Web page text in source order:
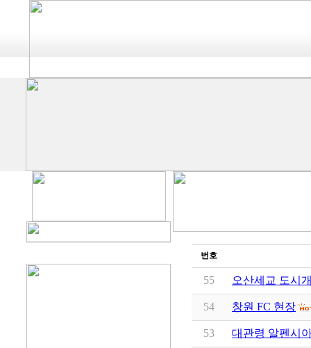
번호
55 오산세교 도시
54 창원 FC 현장
53 대관령 알펜시